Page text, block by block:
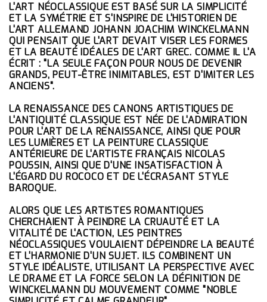
L'ART NÉOCLASSIQUE EST BASÉ SUR LA SIMPLICITÉ
ET LA SYMÉTRIE ET S'INSPIRE DE L'HISTORIEN DE
L'ART ALLEMAND JOHANN JOACHIM WINCKELMANN
QUI PENSAIT QUE L'ART DEVAIT VISER LES FORMES
ET LA BEAUTÉ IDÉALES DE L'ART GREC. COMME IL L'A
ÉCRIT : "LA SEULE FAÇON POUR NOUS DE DEVENIR
GRANDS, PEUT-ÊTRE INIMITABLES, EST D'IMITER LES
ANCIENS".
LA RENAISSANCE DES CANONS ARTISTIQUES DE
L'ANTIQUITÉ CLASSIQUE EST NÉE DE L'ADMIRATION
POUR L'ART DE LA RENAISSANCE, AINSI QUE POUR
LES LUMIÈRES ET LA PEINTURE CLASSIQUE
ANTÉRIEURE DE L'ARTISTE FRANÇAIS NICOLAS
POUSSIN, AINSI QUE D'UNE INSATISFACTION À
L'ÉGARD DU ROCOCO ET DE L'ÉCRASANT STYLE
BAROQUE.
ALORS QUE LES ARTISTES ROMANTIQUES
CHERCHAIENT À PEINDRE LA CRUAUTÉ ET LA
VITALITÉ DE L'ACTION, LES PEINTRES
NÉOCLASSIQUES VOULAIENT DÉPEINDRE LA BEAUTÉ
ET L'HARMONIE D'UN SUJET. ILS COMBINENT UN
STYLE IDÉALISTE, UTILISANT LA PERSPECTIVE AVEC
LE DRAME ET LA FORCE SELON LA DÉFINITION DE
WINCKELMANN DU MOUVEMENT COMME "NOBLE